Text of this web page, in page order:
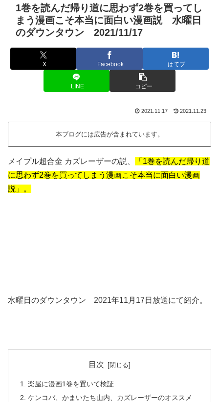
1巻を読んだ帰り道に思わず2巻を買ってし
まう漫画こそ本当に面白い漫画説 水曜日
のダウンタウン 2021/11/17
X Facebook はてブ
LINE コピー
2021.11.17 2021.11.23
本ブログには広告が含まれています。
メイプル超合金 カズレーザーの説、
「1巻を読んだ帰り道
に思わず2巻を買ってしまう漫画こそ本当に面白い漫画
説」。
水曜日のダウンタウン 2021年11月17日放送にて紹介。
目次
楽屋に漫画1巻を置いて検証
ケンコバ、かまいたち山内、カズレーザーのオススメ